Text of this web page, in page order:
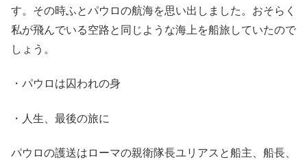
す。その時ふとパウロの航海を思い出しました。おそらく
私が飛んでいる空路と同じような海上を船旅していたので
しょう。
・パウロは囚われの身
・人生、最後の旅に
パウロの護送はローマの親衛隊長ユリアスと船主、船長、